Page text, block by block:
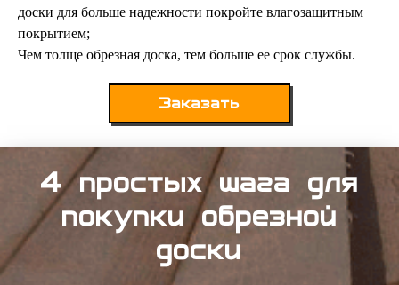
доски для больше надежности покройте влагозащитным
покрытием;
Чем толще обрезная доска, тем больше ее срок службы.
Заказать
4 простых шага для
покупки обрезной
доски